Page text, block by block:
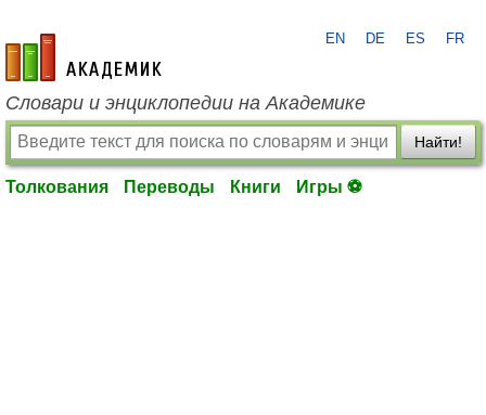
academic.ru
EN DE ES FR
Словари и энциклопедии на Академике
Найти!
Толкования Переводы Книги Игры ⚽